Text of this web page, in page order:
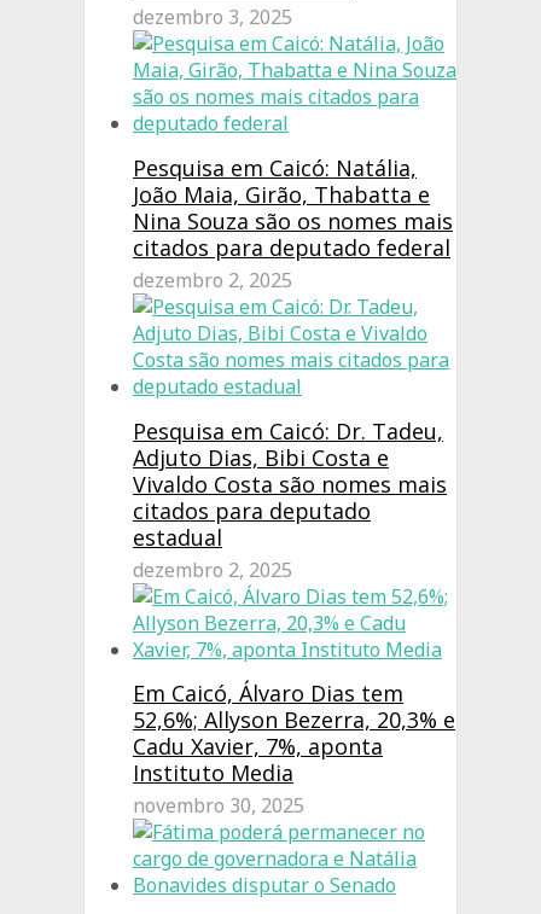
dezembro 3, 2025
Pesquisa em Caicó: Natália,
João Maia, Girão, Thabatta e
Nina Souza são os nomes mais
citados para deputado federal
dezembro 2, 2025
Pesquisa em Caicó: Dr. Tadeu,
Adjuto Dias, Bibi Costa e
Vivaldo Costa são nomes mais
citados para deputado
estadual
dezembro 2, 2025
Em Caicó, Álvaro Dias tem
52,6%; Allyson Bezerra, 20,3% e
Cadu Xavier, 7%, aponta
Instituto Media
novembro 30, 2025